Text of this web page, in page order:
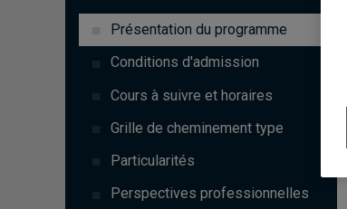
Présentation du programme
Conditions d'admission
Cours à suivre et horaires
Grille de cheminement type
Particularités
Perspectives professionnelles